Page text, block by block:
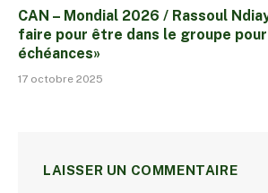
CAN – Mondial 2026 / Rassoul
faire pour être dans le groupe
échéances»
17 octobre 2025
LAISSER UN COMMENTAIRE